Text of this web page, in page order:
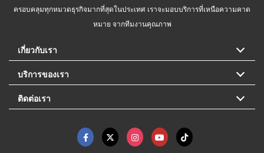
ครอบคลุมทุกหมวดธุรกิจมากที่สุดในประเทศ เราจะมอบบริการที่เหนือความคาด
หมาย จากทีมงานคุณภาพ
เกี่ยวกับเรา
บริการของเรา
ติดต่อเรา